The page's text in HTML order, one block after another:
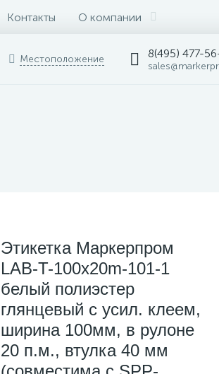
Контакты О компании
Местоположение 8(495) 477-
Этикетка Маркерпром
LAB-T-100x20m-101-1
белый полиэстер
глянцевый с усил. клеем,
ширина 100мм, в рулоне
20 п.м., втулка 40 мм